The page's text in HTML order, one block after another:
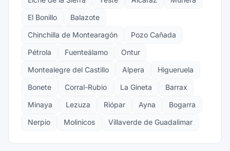
El Bonillo
Balazote
Chinchilla de Montearagón
Pozo Cañada
Pétrola
Fuenteálamo
Ontur
Montealegre del Castillo
Alpera
Higueruela
Bonete
Corral-Rubio La Gineta
Barrax
Minaya
Lezuza Riópar Ayna
Bogarra
Nerpio
Molinicos Villaverde de Guadalimar